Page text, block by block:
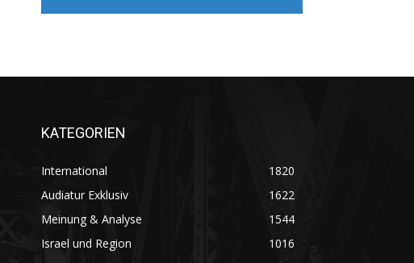
KATEGORIEN
International
1820
Audiatur Exklusiv
1622
Meinung & Analyse
1544
Israel und Region
1016